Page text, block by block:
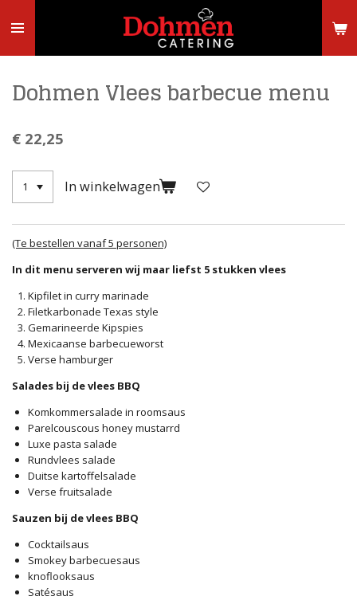
direct
Dohmen Vlees barbecue menu
€ 22,25
In winkelwagen
(Te bestellen vanaf 5 personen)
In dit menu serveren wij maar liefst 5 stukken vlees
Kipfilet in curry marinade
Filetkarbonade Texas style
Gemarineerde Kipspies
Mexicaanse barbecueworst
Verse hamburger
Salades bij de vlees BBQ
Komkommersalade in roomsaus
Parelcouscous honey mustarrd
Luxe pasta salade
Rundvlees salade
Duitse kartoffelsalade
Verse fruitsalade
Sauzen bij de vlees BBQ
Cocktailsaus
Smokey barbecuesaus
knoflooksaus
Satésaus